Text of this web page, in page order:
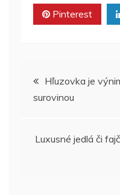
Pinterest
Navigácia
článku
Hľuzovka je
surovinou
Luxusné jedlá či